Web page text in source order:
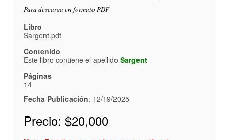
Para descarga en formato PDF
Libro
Sargent.pdf
Contenido
Este libro contiene el apellido Sargent
Páginas
14
Fecha Publicación: 12/19/2025
Precio: $20,000